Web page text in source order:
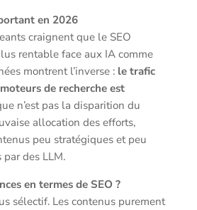
en 2026
craignent que le SEO
rentable face aux IA comme
montrent l’inverse : le trafic
de recherche est
n’est pas la disparition du
allocation des efforts,
peu stratégiques et peu
des LLM.
en termes de SEO ?
sélectif. Les contenus purement